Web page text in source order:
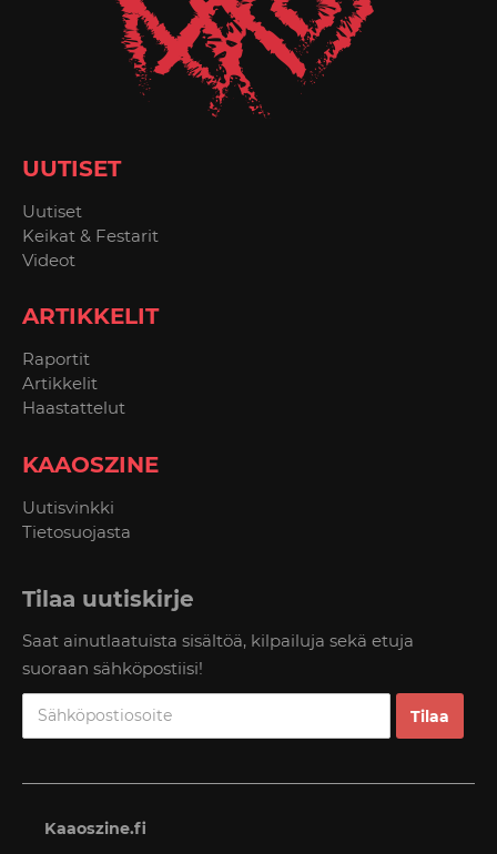
UUTISET
Uutiset
Keikat & Festarit
Videot
ARTIKKELIT
Raportit
Artikkelit
Haastattelut
KAAOSZINE
Uutisvinkki
Tietosuojasta
Tilaa uutiskirje
Saat ainutlaatuista sisältöä, kilpailuja sekä etuja
suoraan sähköpostiisi!
Kaaoszine.fi